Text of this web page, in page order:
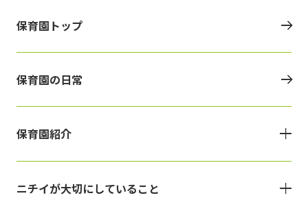
保育園トップ
保育園の日常
保育園紹介
ニチイが大切にしていること